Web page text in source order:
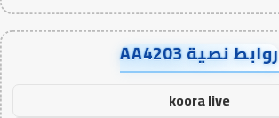
روابط نصية AA4203
koora live